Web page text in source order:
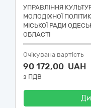
УПРАВЛІННЯ
МОЛОДІЖНОЇ
МІСЬКОЇ РАДИ
ОБЛАСТІ
Очікувана вартість
90 172,00 UAH
з ПДВ